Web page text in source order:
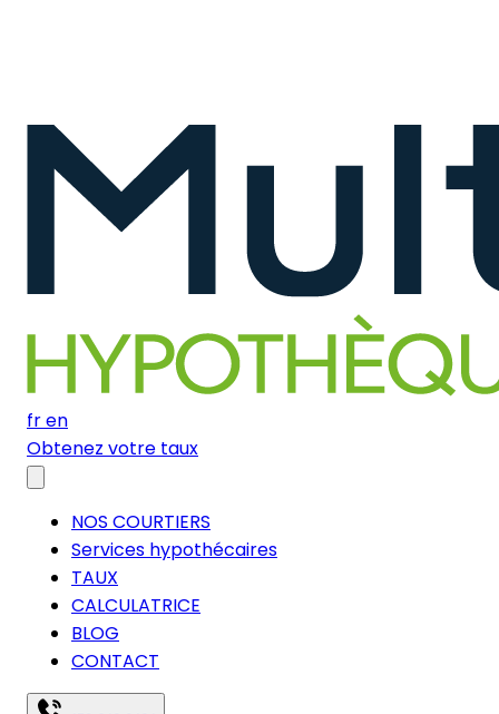
fren
Obtenez votre taux
NOS COURTIERS
Services hypothécaires
TAUX
CALCULATRICE
BLOG
CONTACT